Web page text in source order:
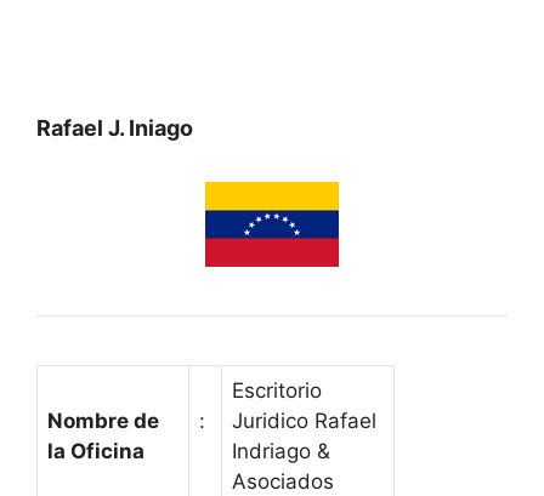
Rafael J. Iniago
Nombre de
la Oficina
:
Escritorio
Juridico Rafael
Indriago &
Asociados